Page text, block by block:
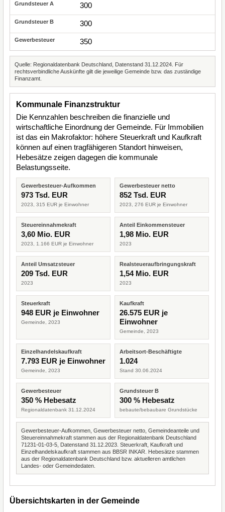
300
300
350
Quelle: Regionaldatenbank Deutschland, Datenstand 31.12.2024. Für
rechtsverbindliche Auskünfte gilt die jeweilige Gemeinde bzw. das zuständige
Finanzamt.
Kommunale Finanzstruktur
Die Kennzahlen beschreiben die finanzielle und
wirtschaftliche Einordnung der Gemeinde. Für Immobilien
ist das ein Makrofaktor: höhere Steuerkraft und Kaufkraft
können auf einen tragfähigeren Standort hinweisen,
Hebesätze zeigen dagegen die kommunale
Belastungsseite.
Gewerbesteuer-Aufkommen
973 Tsd. EUR
2023, 315 EUR je Einwohner
Gewerbesteuer netto
852 Tsd. EUR
2023, 276 EUR je Einwohner
Steuereinnahmekraft
3,60 Mio. EUR
2023, 1.166 EUR je Einwohner
Anteil Einkommensteuer
1,98 Mio. EUR
2023
Anteil Umsatzsteuer
209 Tsd. EUR
2023
Realsteueraufbringungskraft
1,54 Mio. EUR
2023
Steuerkraft
948 EUR je Einwohner
Gemeinde, 2023
Kaufkraft
26.575 EUR je
Einwohner
Gemeinde, 2023
Einzelhandelskaufkraft
7.793 EUR je Einwohner
Gemeinde, 2023
Arbeitsort-Beschäftigte
1.024
Stand 30.06.2024
Gewerbesteuer
350 % Hebesatz
Regionaldatenbank 31.12.2024
Grundsteuer B
300 % Hebesatz
bebaute/bebaubare Grundstücke
Gewerbesteuer-Aufkommen, Gewerbesteuer netto, Gemeindeanteile und
Steuereinnahmekraft stammen aus der Regionaldatenbank Deutschland
71231-01-03-5, Datenstand 31.12.2023. Steuerkraft, Kaufkraft und
Einzelhandelskaufkraft stammen aus BBSR INKAR. Hebesätze stammen
aus der Regionaldatenbank Deutschland bzw. aktuelleren amtlichen
Landes- oder Gemeindedaten.
Übersichtskarten in der Gemeinde